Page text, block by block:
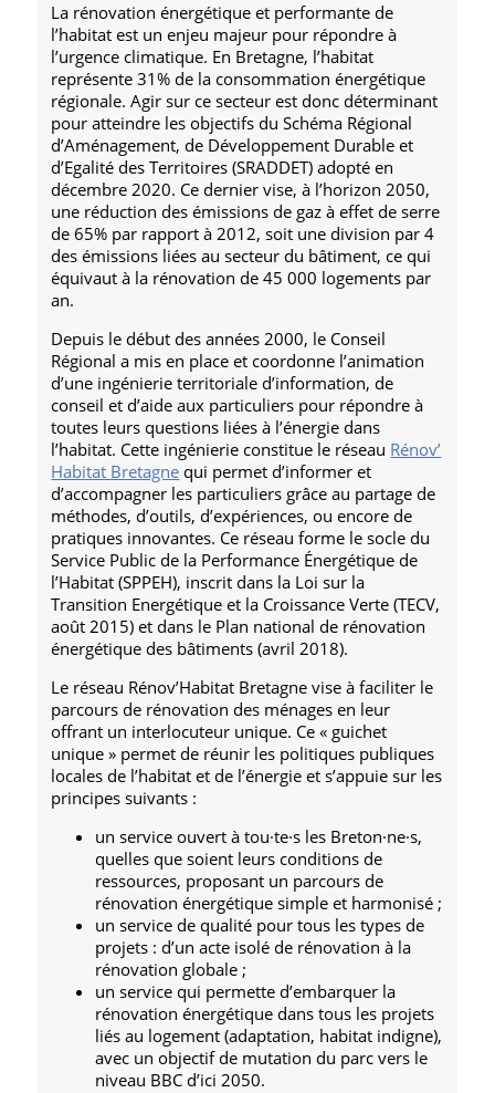
La rénovation énergétique et performante de
l’habitat est un enjeu majeur pour répondre à
l’urgence climatique. En Bretagne, l’habitat
représente 31% de la consommation énergétique
régionale. Agir sur ce secteur est donc déterminant
pour atteindre les objectifs du Schéma Régional
d’Aménagement, de Développement Durable et
d’Egalité des Territoires (SRADDET) adopté en
décembre 2020. Ce dernier vise, à l’horizon 2050,
une réduction des émissions de gaz à effet de serre
de 65% par rapport à 2012, soit une division par 4
des émissions liées au secteur du bâtiment, ce qui
équivaut à la rénovation de 45 000 logements par
an.
Depuis le début des années 2000, le Conseil
Régional a mis en place et coordonne l’animation
d’une ingénierie territoriale d’information, de
conseil et d’aide aux particuliers pour répondre à
toutes leurs questions liées à l’énergie dans
l’habitat. Cette ingénierie constitue le réseau Rénov’
Habitat Bretagne qui permet d’informer et
d’accompagner les particuliers grâce au partage de
méthodes, d’outils, d’expériences, ou encore de
pratiques innovantes. Ce réseau forme le socle du
Service Public de la Performance Énergétique de
l’Habitat (SPPEH), inscrit dans la Loi sur la
Transition Energétique et la Croissance Verte (TECV,
août 2015) et dans le Plan national de rénovation
énergétique des bâtiments (avril 2018).
Le réseau Rénov’Habitat Bretagne vise à faciliter le
parcours de rénovation des ménages en leur
offrant un interlocuteur unique. Ce « guichet
unique » permet de réunir les politiques publiques
locales de l’habitat et de l’énergie et s’appuie sur les
principes suivants :
un service ouvert à tou·te·s les Breton·ne·s,
quelles que soient leurs conditions de
ressources, proposant un parcours de
rénovation énergétique simple et harmonisé ;
un service de qualité pour tous les types de
projets : d’un acte isolé de rénovation à la
rénovation globale ;
un service qui permette d’embarquer la
rénovation énergétique dans tous les projets
liés au logement (adaptation, habitat indigne),
avec un objectif de mutation du parc vers le
niveau BBC d’ici 2050.